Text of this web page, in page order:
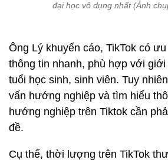
đại học vô dụng nhất (Ảnh
Ông Lý khuyến cáo, TikTok có
thông tin nhanh, phù hợp với
tuổi học sinh, sinh viên. Tuy
vấn hướng nghiệp và tìm hiểu
hướng nghiệp trên Tiktok cần
đề.
Cụ thể, thời lượng trên TikTok